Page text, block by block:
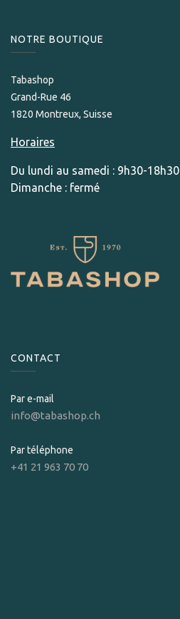
NOTRE BOUTIQUE
Tabashop
Grand-Rue 46
1820 Montreux, Suisse
Horaires
Du lundi au samedi : 9h30-18h30
Dimanche : fermé
CONTACT
Par e-mail
info@tabashop.ch
Par téléphone
+41 21 963 70 70